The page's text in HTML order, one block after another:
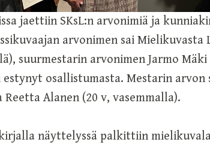
jaettiin SKsL:n arvonimiä ja
arvonimen sai Mielikuvasta
suurmestarin arvonimen Jarmo
osallistumasta. Mestarin arvon
Reetta Alanen (20 v, vasemmalla).
näyttelyssä palkittiin